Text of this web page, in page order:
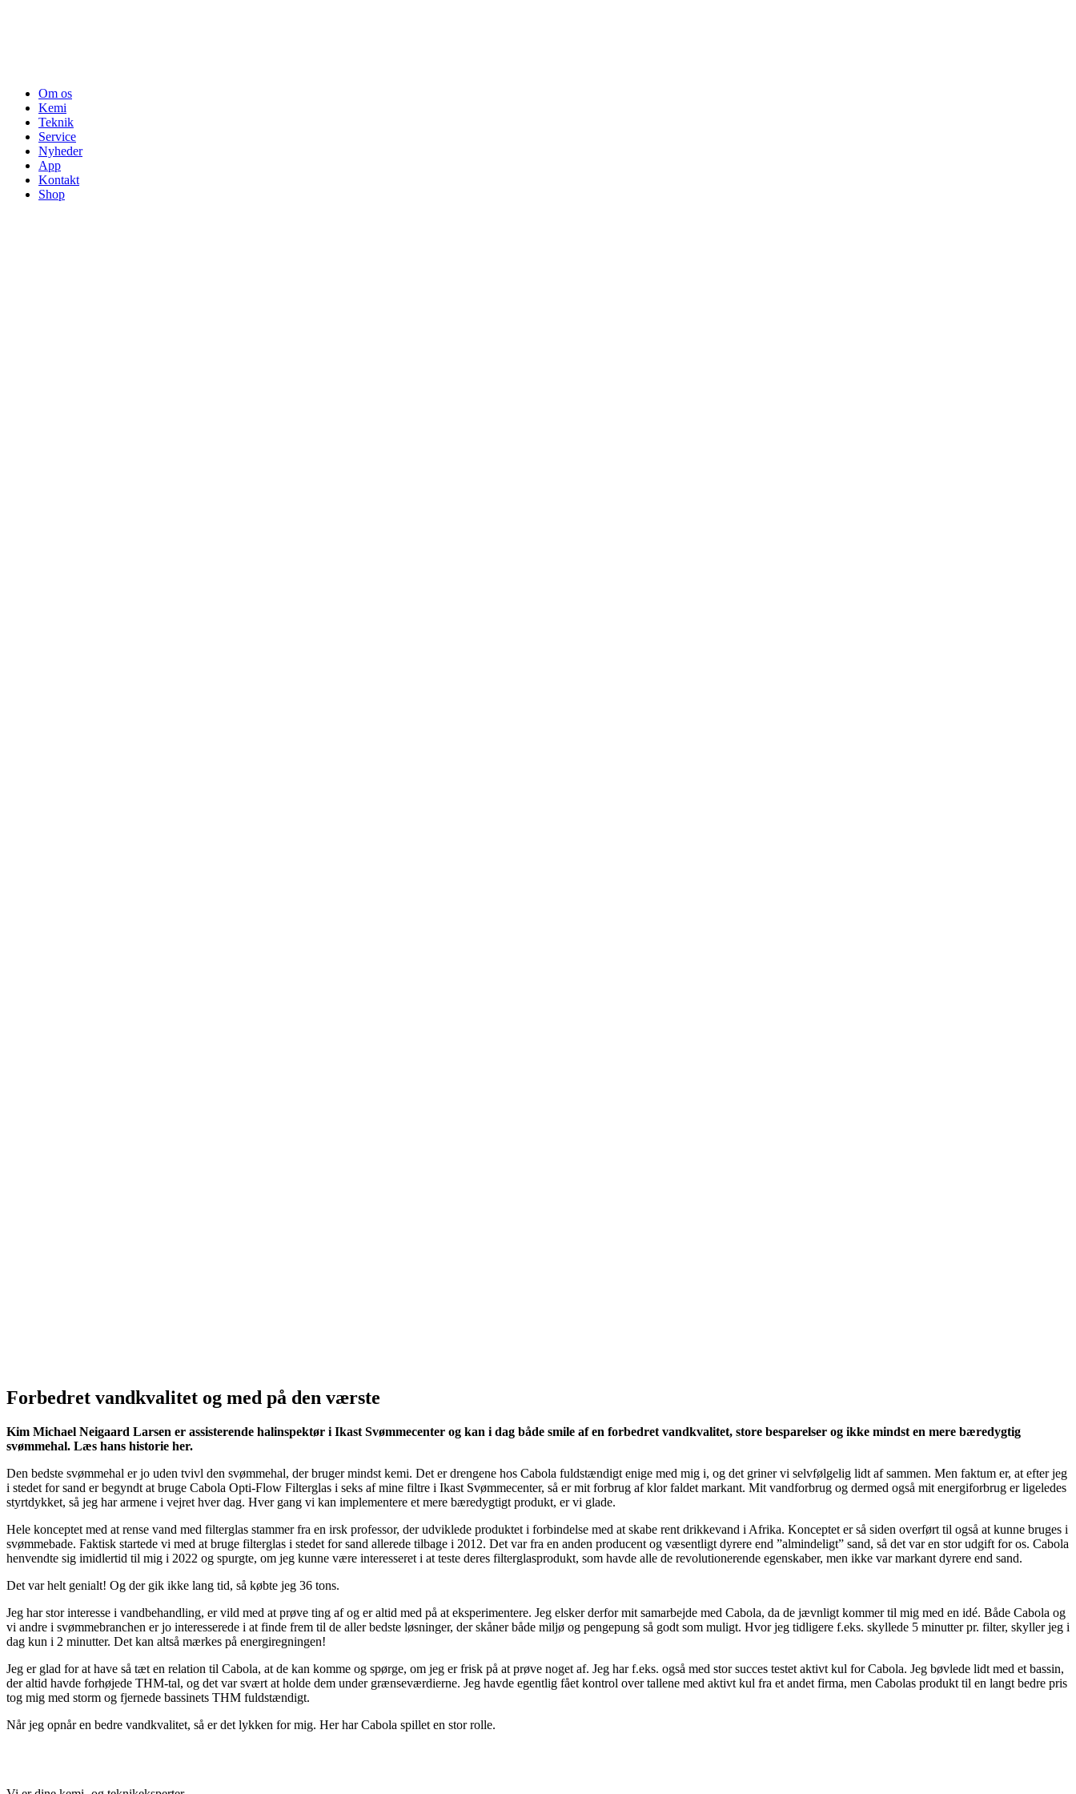
Om os
Kemi
Teknik
Service
Nyheder
App
Kontakt
Shop
Forbedret vandkvalitet og med på den værste
Kim Michael Neigaard Larsen er assisterende halinspektør i Ikast Svømmecenter og kan i dag både smile af en forbedret vandkvalitet, store besparelser og ikke mindst en mere bæredygtig
svømmehal. Læs hans historie her.
Den bedste svømmehal er jo uden tvivl den svømmehal, der bruger mindst kemi. Det er drengene hos Cabola fuldstændigt enige med mig i, og det griner vi selvfølgelig lidt af sammen. Men faktum er, at efter jeg
i stedet for sand er begyndt at bruge Cabola Opti-Flow Filterglas i seks af mine filtre i Ikast Svømmecenter, så er mit forbrug af klor faldet markant. Mit vandforbrug og dermed også mit energiforbrug er ligeledes
styrtdykket, så jeg har armene i vejret hver dag. Hver gang vi kan implementere et mere bæredygtigt produkt, er vi glade.
Hele konceptet med at rense vand med filterglas stammer fra en irsk professor, der udviklede produktet i forbindelse med at skabe rent drikkevand i Afrika. Konceptet er så siden overført til også at kunne bruges i
svømmebade. Faktisk startede vi med at bruge filterglas i stedet for sand allerede tilbage i 2012. Det var fra en anden producent og væsentligt dyrere end ”almindeligt” sand, så det var en stor udgift for os. Cabola
henvendte sig imidlertid til mig i 2022 og spurgte, om jeg kunne være interesseret i at teste deres filterglasprodukt, som havde alle de revolutionerende egenskaber, men ikke var markant dyrere end sand.
Det var helt genialt! Og der gik ikke lang tid, så købte jeg 36 tons.
Jeg har stor interesse i vandbehandling, er vild med at prøve ting af og er altid med på at eksperimentere. Jeg elsker derfor mit samarbejde med Cabola, da de jævnligt kommer til mig med en idé. Både Cabola og
vi andre i svømmebranchen er jo interesserede i at finde frem til de aller bedste løsninger, der skåner både miljø og pengepung så godt som muligt. Hvor jeg tidligere f.eks. skyllede 5 minutter pr. filter, skyller jeg i
dag kun i 2 minutter. Det kan altså mærkes på energiregningen!
Jeg er glad for at have så tæt en relation til Cabola, at de kan komme og spørge, om jeg er frisk på at prøve noget af. Jeg har f.eks. også med stor succes testet aktivt kul for Cabola. Jeg bøvlede lidt med et bassin,
der altid havde forhøjede THM-tal, og det var svært at holde dem under grænseværdierne. Jeg havde egentlig fået kontrol over tallene med aktivt kul fra et andet firma, men Cabolas produkt til en langt bedre pris
tog mig med storm og fjernede bassinets THM fuldstændigt.
Når jeg opnår en bedre vandkvalitet, så er det lykken for mig. Her har Cabola spillet en stor rolle.